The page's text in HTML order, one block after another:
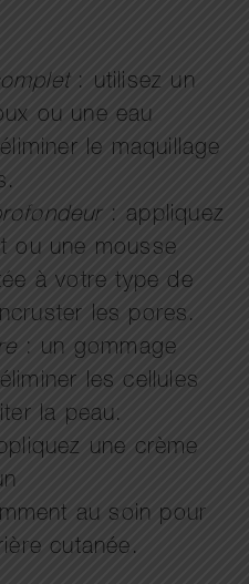
: utilisez un
ou une eau
le maquillage
: appliquez
ou une mousse
à votre type de
les pores.
: un gommage
les cellules
la peau.
une crème
au soin pour
cutanée.